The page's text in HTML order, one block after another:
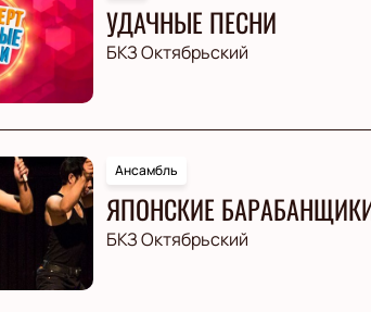
УДАЧНЫЕ ПЕСНИ
БКЗ Октябрьский
Ансамбль
ЯПОНСКИЕ БАРАБАНЩИКИ
БКЗ Октябрьский